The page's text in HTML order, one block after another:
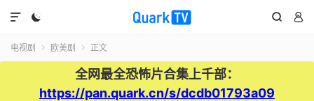
  

电视剧  欧美剧  正文
全网最全恐怖片合集上千部：
https://pan.quark.cn/s/dcdb01793a09